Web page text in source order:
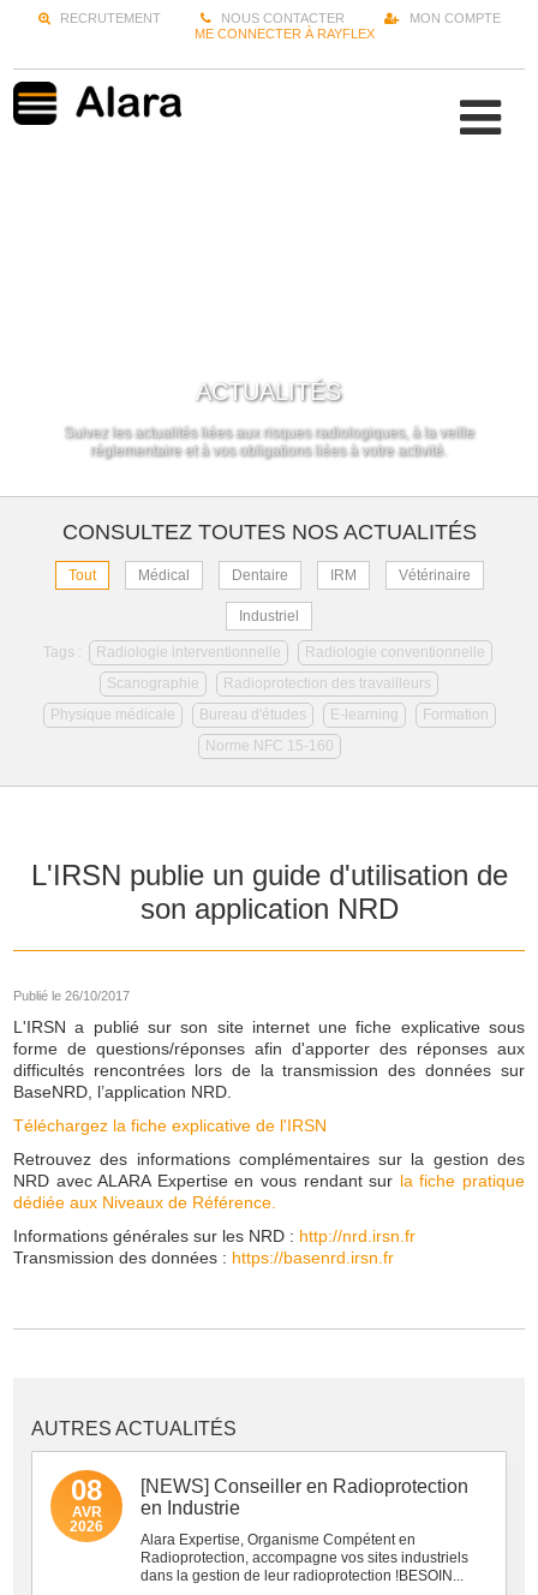
RECRUTEMENT NOUS CONTACTER
MON COMPTE
ME CONNECTER À RAYFLEX
ACTUALITÉS
Suivez les actualités liées aux risques radiologiques, à la veille
réglementaire et à vos obligations liées à votre activité.
CONSULTEZ TOUTES NOS ACTUALITÉS
Tout Médical Dentaire IRM Vétérinaire
Industriel
Tags : Radiologie interventionnelle
Radiologie conventionnelle
Scanographie
Radioprotection des travailleurs
Physique médicale
Bureau d'études E-learning
Formation
Norme NFC 15-160
L'IRSN publie un guide d'utilisation de
son application NRD
Publié le 26/10/2017
L'IRSN a publié sur son site internet une fiche explicative sous
forme de questions/réponses afin d'apporter des réponses aux
difficultés rencontrées lors de la transmission des données sur
BaseNRD, l’application NRD.
Téléchargez la fiche explicative de l'IRSN
Retrouvez des informations complémentaires sur la gestion des
NRD avec ALARA Expertise en vous rendant sur la fiche pratique
dédiée aux Niveaux de Référence.
Informations générales sur les NRD : http://nrd.irsn.fr
Transmission des données : https://basenrd.irsn.fr
AUTRES ACTUALITÉS
08
AVR
2026
[NEWS] Conseiller en Radioprotection
en Industrie
Alara Expertise, Organisme Compétent en
Radioprotection, accompagne vos sites industriels
dans la gestion de leur radioprotection !BESOIN...